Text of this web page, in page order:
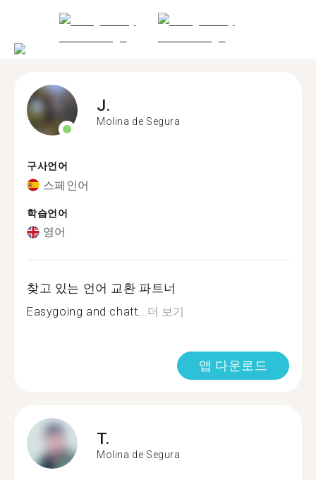
J.
Molina de Segura
구사언어
스페인어
학습언어
영어
찾고 있는 언어 교환 파트너
Easygoing and chatt...더 보기
앱 다운로드
T.
Molina de Segura